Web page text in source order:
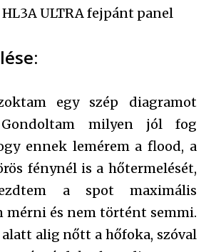
egy szép diagramot
milyen jól fog
ennek lemérem a flood, a
fénynél is a hőtermelését,
a spot maximális
mérni és nem történt semmi.
alatt alig nőtt a hőfoka, szóval